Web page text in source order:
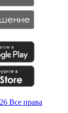
Все права